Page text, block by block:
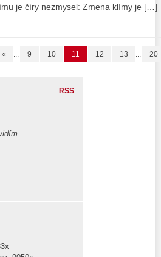
je číry nezmysel: Zmena klímy je […]
« ... 9 10 11 12 13 ... 20
RSS